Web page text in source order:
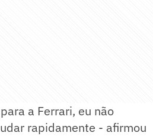
a Ferrari, eu não
rapidamente - afirmou